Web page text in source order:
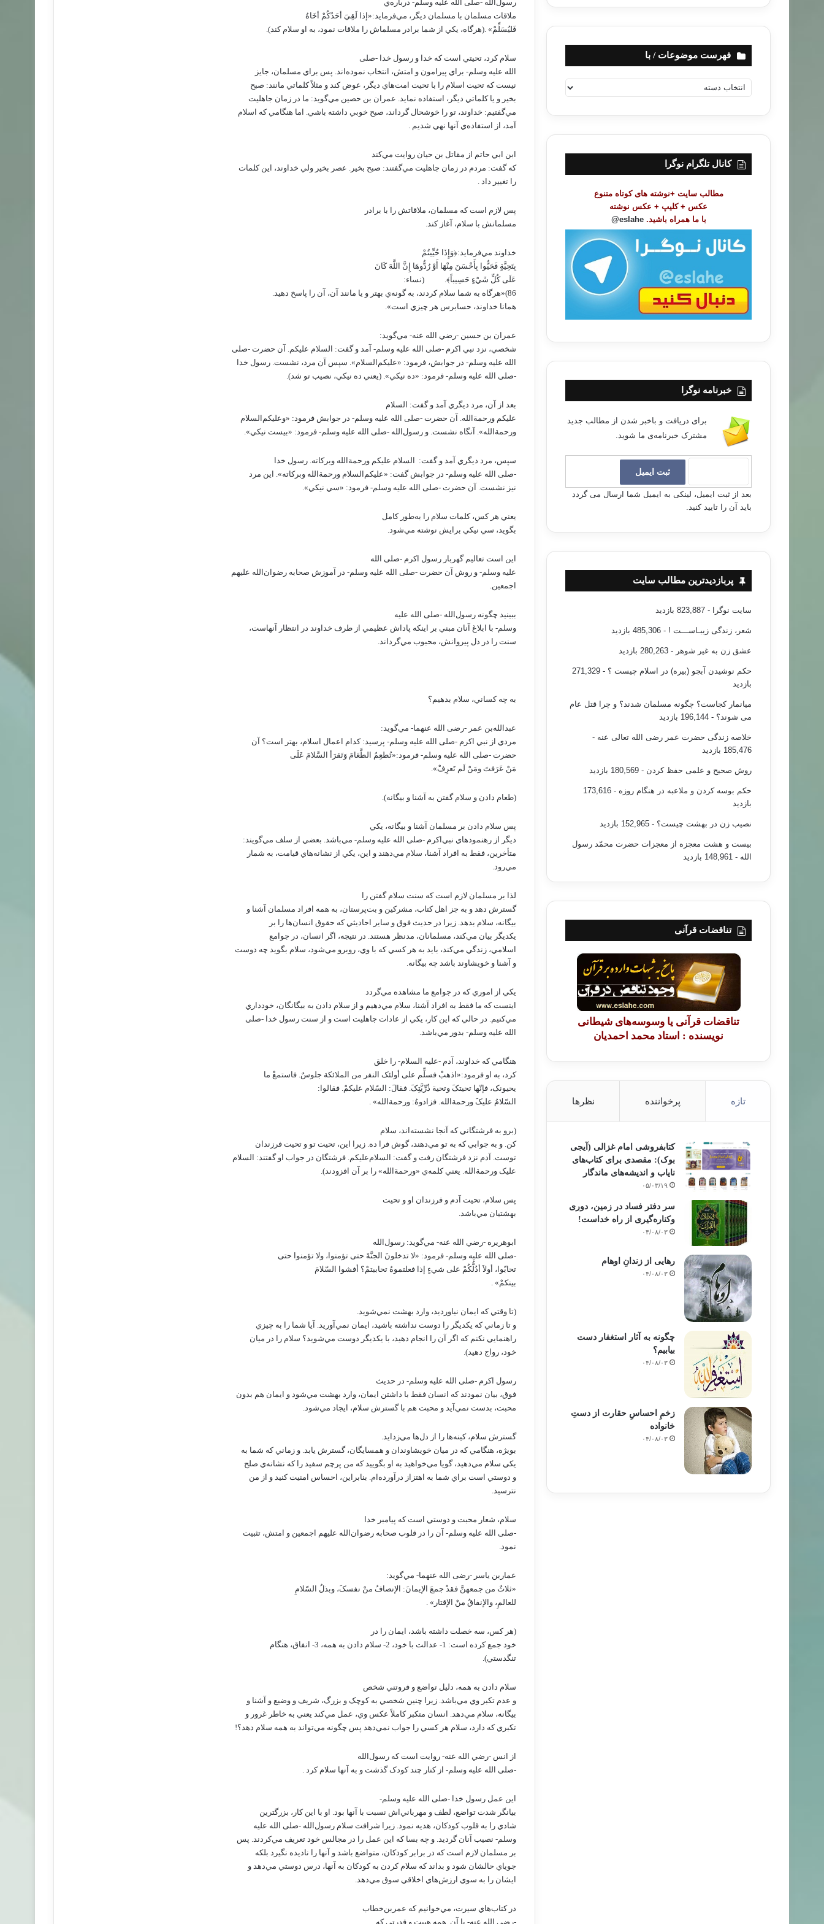
رسول‌الله -صلى الله عليه وسلم- درباره‌ي
ملاقات مسلمان با مسلمان ديگر، مي‌فرمايد:«إذا لَقِيَ أحَدُکُمْ أخَاهُ
فَليُسَلِّمْ» .(هرگاه، يکي از شما برادر مسلماش را ملاقات نمود، به او سلام کند).
سلام کرد، تحيتي است که خدا و رسول خدا -صلى
الله عليه وسلم- براي پيرامون و امتش، انتخاب نموده‌اند. پس براي مسلمان، جايز
نيست که تحيت اسلام را با تحيت امت‌هاي ديگر، عوض کند و مثلاً کلماتي مانند: صبح
بخير و يا کلماتي ديگر، استفاده نمايد. عمران بن حصين مي‌گويد: ما در زمان جاهليت
مي‌گفتيم: خداوند، تو را خوشحال گرداند، صبح خوبي داشته باشي. اما هنگامي که اسلام
آمد، از استفاده‌ي آنها نهي شديم .
ابن ابي حاتم از مقاتل بن حيان روايت مي‌کند
که گفت: مردم در زمان جاهليت مي‌گفتند: صبح بخير. عصر بخير ولي خداوند، اين کلمات
را تغيير داد .
پس لازم است که مسلمان، ملاقاتش را با برادر
مسلمانش با سلام، آغاز کند.
خداوند مي‌فرمايد:﴿وَإِذَا حُيِّيتُمْ
بِتَحِيَّةٍ فَحَيُّوا بِأَحْسَنَ مِنْهَا أَوْ رُدُّوهَا إِنَّ اللَّهَ كَانَ
عَلَى كُلِّ شَيْءٍ حَسِيباً﴾.
(نساء:
86)«هرگاه به شما سلام کردند، به گونه‌ي بهتر و يا مانند آن، آن را پاسخ دهيد.
همانا خداوند، حسابرس هر چيزي است».
عمران بن حسين -رضي الله عنه- مي‌گويد:
شخصي، نزد نبي اکرم -صلى الله عليه وسلم- آمد و گفت: السلام عليکم. آن حضرت -صلى
الله عليه وسلم- در جوابش، فرمود: «عليکم‌السلام». سپس آن مرد، نشست. رسول خدا
-صلى الله عليه وسلم- فرمود: «ده نيکي». (يعني ده نيکي، نصيب تو شد).
بعد از آن، مرد ديگري آمد و گفت: السلام
عليکم ورحمة‌الله. آن حضرت -صلى الله عليه وسلم- در جوابش فرمود: «وعليکم‌السلام
ورحمة‌الله». آنگاه نشست. و رسول‌الله -صلى الله عليه وسلم- فرمود: «بيست نيکي».
سپس، مرد ديگري آمد و گفت:
السلام عليکم ورحمة‌الله وبرکاته. رسول خدا
-صلى الله عليه وسلم- در جوابش گفت: «عليکم‌السلام ورحمة‌الله وبرکاته». اين مرد
نيز نشست. آن حضرت -صلى الله عليه وسلم- فرمود: «سي نيکي».
يعني هر کس، کلمات سلام را به‌طور کامل
بگويد، سي نيکي برايش نوشته مي‌شود.
اين است تعاليم گهربار رسول اکرم -صلى الله
عليه وسلم- و روش آن حضرت -صلى الله عليه وسلم- در آموزش صحابه رضوان‌الله عليهم
اجمعين.
ببينيد چگونه رسول‌الله -صلى الله عليه
وسلم- با ابلاغ آنان مبني بر اينکه پاداش عظيمي از طرف خداوند در انتظار آنهاست،
سنت را در دل پيروانش، محبوب مي‌گرداند.
به چه کساني، سلام بدهيم؟
عبدالله‌بن عمر -رضی الله عنهما- مي‌گويد:
مردي از نبي اکرم -صلى الله عليه وسلم- پرسيد: کدام اعمال اسلام، بهتر است؟ آن
حضرت -صلى الله عليه وسلم- فرمود:«تُطعِمُ الطَّعَامَ وَتَقرَأ السَّلامَ عَلَى
مَنْ عَرَفتَ ومَنْ لَم تَعرِفْ».
(طعام دادن و سلام گفتن به آشنا و بيگانه).
پس سلام دادن بر مسلمان آشنا و بيگانه، يکي
ديگر از رهنمودهاي نبي‌اکرم -صلى الله عليه وسلم- مي‌باشد. بعضي از سلف مي‌گويند:
متأخرين، فقط به افراد آشنا، سلام مي‌دهند و اين، يکي از نشانه‌هاي قيامت، به شمار
مي‌رود.
لذا بر مسلمان لازم است که سنت سلام گفتن را
گسترش دهد و به جز اهل کتاب، مشرکين و بت‌پرستان، به همه افراد مسلمان آشنا و
بيگانه، سلام بدهد. زيرا در حديث فوق و ساير احاديثي که حقوق انسان‌ها را بر
يکديگر بيان مي‌کند، مسلمانان، مدنظر هستند. در نتيجه، اگر انسان، در جوامع
اسلامي، زندگي مي‌کند، بايد به هر کسي که با وي، روبرو مي‌شود، سلام بگويد چه دوست
و آشنا و خويشاوند باشد چه بيگانه.
يکي از اموري که در جوامع ما مشاهده مي‌گردد
اينست که ما فقط به افراد آشنا، سلام مي‌دهيم و از سلام دادن به بيگانگان، خودداري
مي‌کنيم. در حالي که اين کار، يکي از عادات جاهليت است و از سنت رسول خدا -صلى
الله عليه وسلم- بدور مي‌باشد.
هنگامي که خداوند، آدم -عليه السلام- را خلق
کرد، به او فرمود:«اذهبْ فسلِّم على أولئک النفر من الملائکة جلوسٌ. فاستمعْ ما
يحيونک، فإنّها تحيتکَ وتحية ذُرِّيَّتِکَ. فقالَ: السّلام عليکمْ. فقالوا:
السّلامُ عليکَ ورحمةالله. فزادوهُ: ورحمةالله» .
(برو به فرشتگاني که آنجا نشسته‌اند، سلام
کن. و به جوابي که به تو مي‌دهند، گوش فرا ده. زيرا اين، تحيت تو و تحيت فرزندان
توست. آدم نزد فرشتگان رفت و گفت: السلام‌عليکم. فرشتگان در جواب او گفتند: السلام
عليک ورحمةالله. يعني کلمه‌ي «ورحمةالله» را بر آن افزودند).
پس سلام، تحيت آدم و فرزندان او و تحيت
بهشتيان مي‌باشد.
ابوهريره -رضي الله عنه- مي‌گويد: رسول‌الله
-صلى الله عليه وسلم- فرمود: «لا تدخلونَ الجنَّةَ حتى تؤمنوا، ولا تؤمنوا حتى
تحابّوا، أولاَ أدُلُّکُمْ على شيءٍ إذا فعلتموهُ تحاببتمْ؟ أفشوا السّلامَ
بينکمْ» .
(تا وقتي که ايمان نياورديد، وارد بهشت نمي‌شويد.
و تا زماني که يکديگر را دوست نداشته باشيد، ايمان نمي‌آوريد. آيا شما را به چيزي
راهنمايي نکنم که اگر آن را انجام دهيد، با يکديگر دوست مي‌شويد؟ سلام را در ميان
خود، رواج دهيد).
رسول اکرم -صلى الله عليه وسلم- در حديث
فوق، بيان نمودند که انسان فقط با داشتن ايمان، وارد بهشت مي‌شود و ايمان هم بدون
محبت، بدست نمي‌آيد و محبت هم با گسترش سلام، ايجاد مي‌شود.
گسترش سلام، کينه‌ها را از دل‌ها مي‌زدايد.
بويژه، هنگامي که در ميان خويشاوندان و همسايگان، گسترش يابد. و زماني که شما به
يکي سلام مي‌دهيد، گويا مي‌خواهيد به او بگوييد که من پرچم سفيد را که نشانه‌ي صلح
و دوستي است براي شما به اهتزاز درآورده‌ام. بنابراين، احساس امنيت کنيد و از من
نترسيد.
سلام، شعار محبت و دوستي است که پيامبر خدا
-صلى الله عليه وسلم- آن را در قلوب صحابه رضوان‌الله عليهم اجمعين و امتش، تثبيت
نمود.
عماربن ياسر -رضی الله عنهما- مي‌گويد:
«ثلاثٌ من جمعهنَّ فقدْ جمعَ الإيمانَ: الإنصافُ منْ نفسکَ، وبذلُ السّلامِ
للعالمِ، والإنفاقُ منْ الإقتار» .
(هر کس، سه خصلت داشته باشد، ايمان را در
خود جمع کرده است: 1- عدالت با خود، 2- سلام دادن به همه، 3- انفاق، هنگام
تنگدستي).
سلام دادن به همه، دليل تواضع و فروتني شخص
و عدم تکبر وي مي‌باشد. زيرا چنين شخصي به کوچک و بزرگ، شريف و وضيع و آشنا و
بيگانه، سلام مي‌دهد. انسان متکبر کاملاً عکس وي، عمل مي‌کند يعني به خاطر غرور و
تکبري که دارد، سلام هر کسي را جواب نمي‌دهد پس چگونه مي‌تواند به همه سلام دهد؟!
از انس -رضي الله عنه- روايت است که رسول‌الله
-صلى الله عليه وسلم- از کنار چند کودک گذشت و به آنها سلام کرد .
اين عمل رسول خدا -صلى الله عليه وسلم-
بيانگر شدت تواضع، لطف و مهرباني‌اش نسبت با آنها بود. او با اين کار، بزرگترين
شادي را به قلوب کودکان، هديه نمود. زيرا شرافت سلام رسول‌الله -صلى الله عليه
وسلم- نصيب آنان گرديد. و چه بسا که اين عمل را در مجالس خود تعريف مي‌کردند. پس
بر مسلمان لازم است که در برابر کودکان، متواضع باشد و آنها را ناديده نگيرد بلکه
جوياي حالشان شود و بداند که سلام کردن به کودکان به آنها، درس دوستي مي‌دهد و
ايشان را به سوي ارزش‌هاي اخلاقي سوق مي‌دهد.
در کتاب‌هاي سيرت، مي‌خوانيم که عمربن‌خطاب
-رضي الله عنه- با آن همه هيبت و قدرتي که
فهرست موضوعات / با
ه
ت
ض
کانال تلگرام نوگرا
مطالب سایت +نوشته های کوتاه متنوع
عکس + کلیپ + عکس نوشته
با ما همراه باشید. eslahe@
خبرنامه نوگرا
برای دریافت و باخبر شدن از مطالب جدید
مشترک خبرنامه‌ی ما شوید.
بعد از ثبت ایمیل، لینکی به ایمیل شما ارسال می گردد
باید آن را تایید کنید.
پربازدیدترین مطالب سایت
سایت نوگرا - 823,887 بازدید
شعر، زندگی زیبـاســـت ! - 485,306 بازدید
عشق زن به غیر شوهر - 280,263 بازدید
حکم نوشیدن آبجو (بیره) در اسلام چیست ؟
- 271,329
بازدید
میانمار کجاست؟ چگونه مسلمان شدند؟ و چرا قتل عام
می شوند؟ - 196,144 بازدید
خلاصه زندگی حضرت عمر رضی الله تعالی عنه -
185,476 بازدید
روش صحیح و علمی حفظ کردن - 180,569 بازدید
حکم بوسه کردن و ملاعبه در هنگام روزه
- 173,616
بازدید
نصیب زن در بهشت چیست؟ - 152,965 بازدید
بیست و هشت معجزه از معجزات حضرت محمّد رسول
الله - 148,961 بازدید
تناقضات قرآنی
تناقضات قرآنی یا وسوسه‌های شیطانی
نویسنده : استاد محمد احمدیان
تازه پرخواننده نظرها
کتابفروشی امام غزالی (آیجی
بوک): مقصدی برای کتاب‌های
نایاب و اندیشه‌های ماندگار
۰۵/۰۳/۱۹
سر دفتر فساد در زمین‌، دوری
وکناره‌گیری از راه خداست‌!
۰۴/۰۸/۰۳
رهایی از زندانِ اوهام
۰۴/۰۸/۰۳
چگونه به آثار استغفار دست
بیابیم؟
۰۴/۰۸/۰۳
زخمِ احساسِ حقارت از دستِ
خانواده
۰۴/۰۸/۰۳